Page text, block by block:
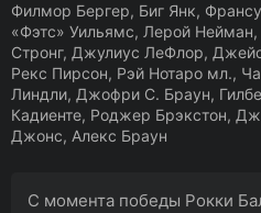
Филмор Бергер, Биг Янк,
«Фэтс» Уильямс, Лерой
Стронг, Джулиус ЛеФлор,
Рекс Пирсон, Рэй Нотаро мл.,
Линдли, Джофри С. Браун,
Кадиенте, Роджер Брэкстон,
Джонс, Алекс Браун
С момента победы Рокки